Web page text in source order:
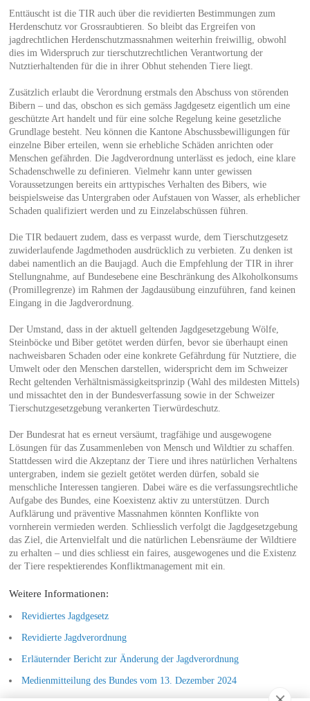
Enttäuscht ist die TIR auch über die revidierten Bestimmungen zum
Herdenschutz vor Grossraubtieren. So bleibt das Ergreifen von
jagdrechtlichen Herdenschutzmassnahmen weiterhin freiwillig, obwohl
dies im Widerspruch zur tierschutzrechtlichen Verantwortung der
Nutztierhaltenden für die in ihrer Obhut stehenden Tiere liegt.
Zusätzlich erlaubt die Verordnung erstmals den Abschuss von störenden
Bibern – und das, obschon es sich gemäss Jagdgesetz eigentlich um eine
geschützte Art handelt und für eine solche Regelung keine gesetzliche
Grundlage besteht. Neu können die Kantone Abschussbewilligungen für
einzelne Biber erteilen, wenn sie erhebliche Schäden anrichten oder
Menschen gefährden. Die Jagdverordnung unterlässt es jedoch, eine klare
Schadenschwelle zu definieren. Vielmehr kann unter gewissen
Voraussetzungen bereits ein arttypisches Verhalten des Bibers, wie
beispielsweise das Untergraben oder Aufstauen von Wasser, als erheblicher
Schaden qualifiziert werden und zu Einzelabschüssen führen.
Die TIR bedauert zudem, dass es verpasst wurde, dem Tierschutzgesetz
zuwiderlaufende Jagdmethoden ausdrücklich zu verbieten. Zu denken ist
dabei namentlich an die Baujagd. Auch die Empfehlung der TIR in ihrer
Stellungnahme, auf Bundesebene eine Beschränkung des Alkoholkonsums
(Promillegrenze) im Rahmen der Jagdausübung einzuführen, fand keinen
Eingang in die Jagdverordnung.
Der Umstand, dass in der aktuell geltenden Jagdgesetzgebung Wölfe,
Steinböcke und Biber getötet werden dürfen, bevor sie überhaupt einen
nachweisbaren Schaden oder eine konkrete Gefährdung für Nutztiere, die
Umwelt oder den Menschen darstellen, widerspricht dem im Schweizer
Recht geltenden Verhältnismässigkeitsprinzip (Wahl des mildesten Mittels)
und missachtet den in der Bundesverfassung sowie in der Schweizer
Tierschutzgesetzgebung verankerten Tierwürdeschutz.
Der Bundesrat hat es erneut versäumt, tragfähige und ausgewogene
Lösungen für das Zusammenleben von Mensch und Wildtier zu schaffen.
Stattdessen wird die Akzeptanz der Tiere und ihres natürlichen Verhaltens
untergraben, indem sie gezielt getötet werden dürfen, sobald sie
menschliche Interessen tangieren. Dabei wäre es die verfassungsrechtliche
Aufgabe des Bundes, eine Koexistenz aktiv zu unterstützen. Durch
Aufklärung und präventive Massnahmen könnten Konflikte von
vornherein vermieden werden. Schliesslich verfolgt die Jagdgesetzgebung
das Ziel, die Artenvielfalt und die natürlichen Lebensräume der Wildtiere
zu erhalten – und dies schliesst ein faires, ausgewogenes und die Existenz
der Tiere respektierendes Konfliktmanagement mit ein.
Weitere Informationen:
Revidiertes Jagdgesetz
Revidierte Jagdverordnung
Erläuternder Bericht zur Änderung der Jagdverordnung
Medienmitteilung des Bundes vom 13. Dezember 2024